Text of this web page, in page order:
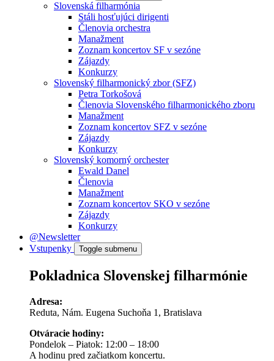
Slovenská filharmónia
Stáli hosťujúci dirigenti
Členovia orchestra
Manažment
Zoznam koncertov SF v sezóne
Zájazdy
Konkurzy
Slovenský filharmonický zbor (SFZ)
Petra Torkošová
Členovia Slovenského filharmonického zboru
Manažment
Zoznam koncertov SFZ v sezóne
Zájazdy
Konkurzy
Slovenský komorný orchester
Ewald Danel
Členovia
Manažment
Zoznam koncertov SKO v sezóne
Zájazdy
Konkurzy
@Newsletter
Vstupenky
Toggle submenu
Pokladnica Slovenskej filharmónie
Adresa:
Reduta, Nám. Eugena Suchoňa 1, Bratislava
Otváracie hodiny:
Pondelok – Piatok: 12:00 – 18:00
A hodinu pred začiatkom koncertu.